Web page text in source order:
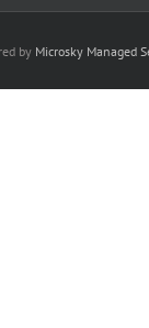
by Microsky Managed